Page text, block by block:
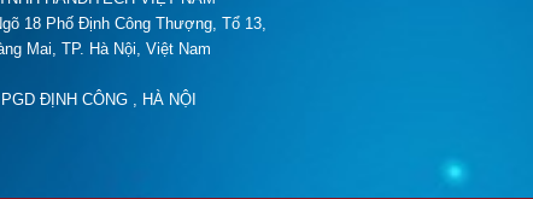
18 Phố Định Công Thượng, Tổ 13,
Mai, TP. Hà Nội, Việt Nam
ĐỊNH CÔNG , HÀ NỘI